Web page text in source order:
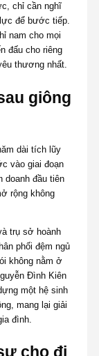
chỉ cần nghĩ
để bước tiếp.
nam cho mọi
đấu cho riêng
thương nhất.
giông
dài tích lũy
vào giai đoạn
doanh đầu tiên
rộng không
trụ sở hoành
phối đệm ngủ
không nằm ở
Đình Kiên
một hệ sinh
mang lại giải
đình.
cho đi